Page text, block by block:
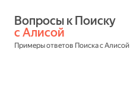
с Алисой
Примеры ответов Поиска с Алисой